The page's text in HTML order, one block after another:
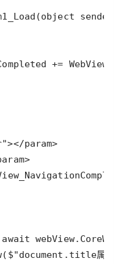
(object sender
+=
param>
await webView.
( $"document.title属